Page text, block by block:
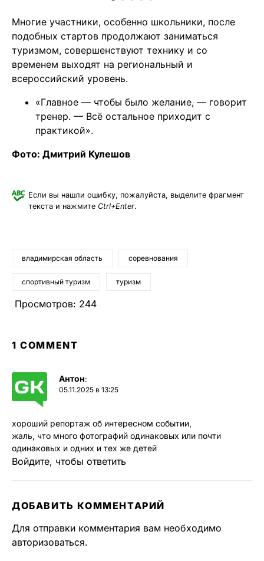
Многие участники, особенно школьники, после
подобных стартов продолжают заниматься
туризмом, совершенствуют технику и со
временем выходят на региональный и
всероссийский уровень.
«Главное — чтобы было желание, — говорит
тренер. — Всё остальное приходит с
практикой».
Фото: Дмитрий Кулешов
Если вы нашли ошибку, пожалуйста, выделите фрагмент
текста и нажмите Ctrl+Enter.
владимирская область соревнования
спортивный туризм туризм
Просмотров: 244
1 COMMENT
Антон:
05.11.2025 в 13:25
хороший репортаж об интересном событии,
жаль, что много фотографий одинаковых или почти
одинаковых и одних и тех же детей
Войдите, чтобы ответить
ДОБАВИТЬ КОММЕНТАРИЙ
Для отправки комментария вам необходимо
авторизоваться.